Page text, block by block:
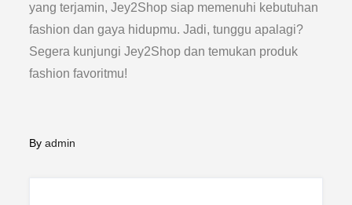
yang terjamin, Jey2Shop siap memenuhi kebutuhan
fashion dan gaya hidupmu. Jadi, tunggu apalagi?
Segera kunjungi Jey2Shop dan temukan produk
fashion favoritmu!
Byadmin